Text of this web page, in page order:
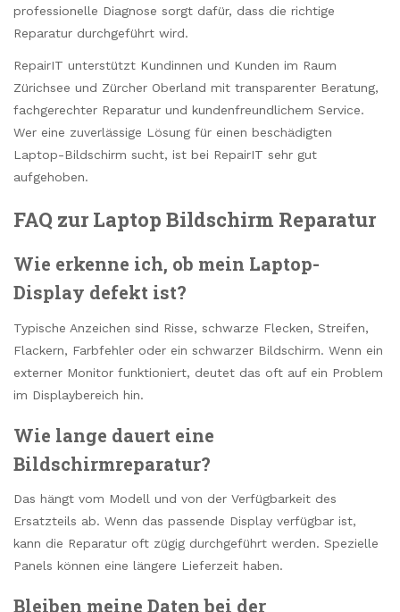
professionelle Diagnose sorgt dafür, dass die richtige
Reparatur durchgeführt wird.
RepairIT unterstützt Kundinnen und Kunden im Raum
Zürichsee und Zürcher Oberland mit transparenter Beratung,
fachgerechter Reparatur und kundenfreundlichem Service.
Wer eine zuverlässige Lösung für einen beschädigten
Laptop-Bildschirm sucht, ist bei RepairIT sehr gut
aufgehoben.
FAQ zur Laptop Bildschirm Reparatur
Wie erkenne ich, ob mein Laptop-
Display defekt ist?
Typische Anzeichen sind Risse, schwarze Flecken, Streifen,
Flackern, Farbfehler oder ein schwarzer Bildschirm. Wenn ein
externer Monitor funktioniert, deutet das oft auf ein Problem
im Displaybereich hin.
Wie lange dauert eine
Bildschirmreparatur?
Das hängt vom Modell und von der Verfügbarkeit des
Ersatzteils ab. Wenn das passende Display verfügbar ist,
kann die Reparatur oft zügig durchgeführt werden. Spezielle
Panels können eine längere Lieferzeit haben.
Bleiben meine Daten bei der